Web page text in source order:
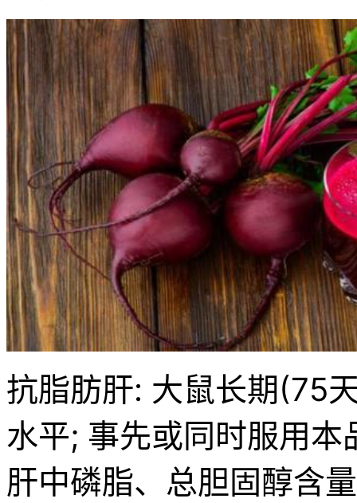
抗脂肪肝: 大鼠长期(75
水平; 事先或同时服用
肝中磷脂、总胆固醇含